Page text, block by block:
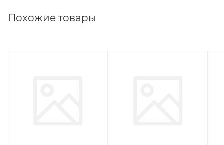
Похожие товары